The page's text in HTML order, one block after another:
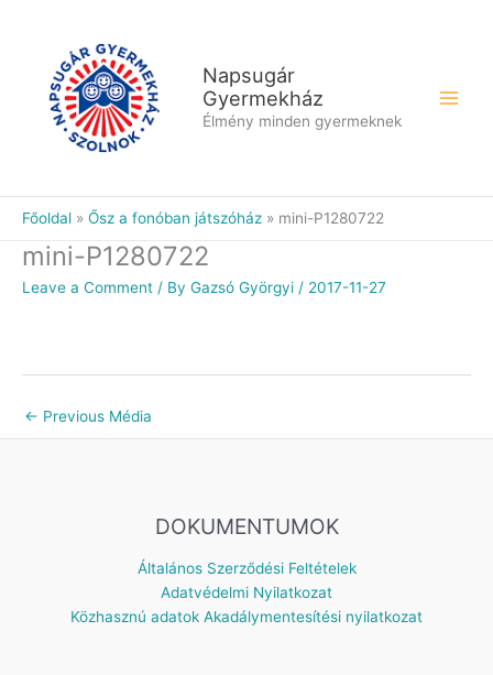
Napsugár
Gyermekház
Élmény minden gyermeknek
Főoldal Ősz a fonóban játszóház mini-P1280722
mini-P1280722
Leave a Comment / By Gazsó Györgyi / 2017-11-27
← Previous Média
DOKUMENTUMOK
Általános Szerződési Feltételek
Adatvédelmi Nyilatkozat
Közhasznú adatok Akadálymentesítési nyilatkozat